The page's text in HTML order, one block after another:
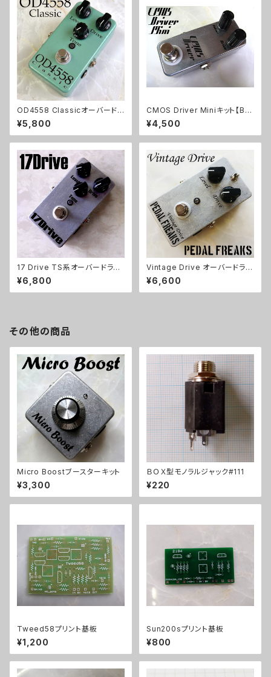
OD4558 Classicオーバードラ
イブキット【BASIC KIT】
¥5,800
CMOS Driver Miniキット【BA
SIC KIT】
¥4,500
17 Drive TS系オーバードライ
ブキット【BASIC KIT】
¥6,800
Vintage Drive オーバードライ
ブキット【PEDAL FREAKS】
¥6,600
その他の商品
Micro Boostブースターキット
¥3,300
ＢＯＸ型モノラルジャック#111
¥220
Tweed58プリント基板
¥1,200
Sun200sプリント基板
¥800